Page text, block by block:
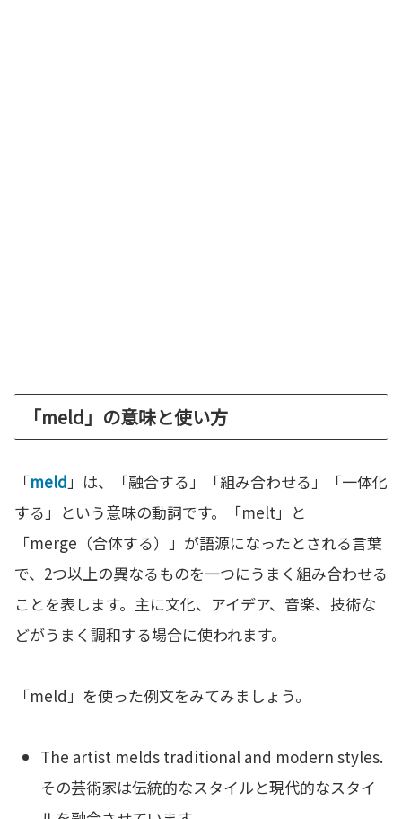
「meld」の意味と使い方
「meld」は、「融合する」「組み合わせる」「一体化
する」という意味の動詞です。「melt」と
「merge（合体する）」が語源になったとされる言葉
で、2つ以上の異なるものを一つにうまく組み合わせる
ことを表します。主に文化、アイデア、音楽、技術な
どがうまく調和する場合に使われます。
「meld」を使った例文をみてみましょう。
The artist melds traditional and modern styles.
その芸術家は伝統的なスタイルと現代的なスタイ